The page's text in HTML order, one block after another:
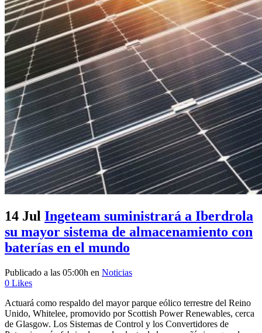
14 Jul Ingeteam suministrará a Iberdrola
su mayor sistema de almacenamiento con
baterías en el mundo
Publicado a las 05:00h en Noticias
0 Likes
Actuará como respaldo del mayor parque eólico terrestre del Reino
Unido, Whitelee, promovido por Scottish Power Renewables, cerca
de Glasgow. Los Sistemas de Control y los Convertidores de